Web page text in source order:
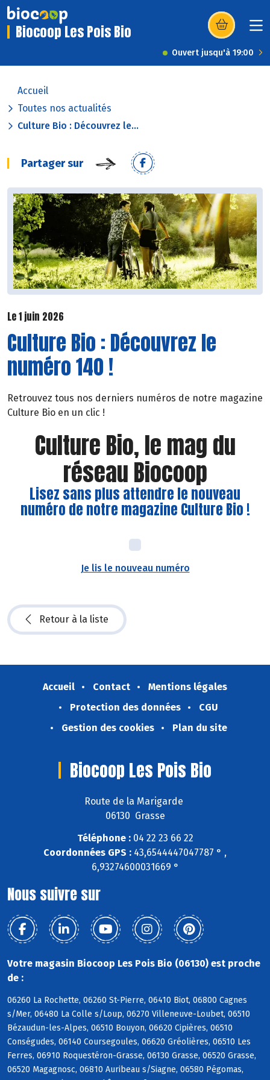
Biocoop Les Pois Bio (s’ouvre dans
Ouvert jusqu'à 19:00
Accueil
Toutes nos actualités
Culture Bio : Découvrez le...
Partager sur
Le 1 juin 2026
Culture Bio : Découvrez le
numéro 140 !
Retrouvez tous nos derniers numéros de notre magazine
Culture Bio en un clic !
Culture Bio, le mag du
réseau Biocoop
Lisez sans plus attendre le nouveau
numéro de notre magazine Culture Bio !
Je lis le nouveau numéro
Retour à la liste
Accueil Contact
Mentions légales
Protection des données
CGU
Gestion des cookies
Plan du site
Biocoop Les Pois Bio
Route de la Marigarde
06130 Grasse
Téléphone :04 22 23 66 22
Coordonnées GPS : 43,6544447047787 ° ,
6,93274600031669 °
Nous suivre sur
Votre magasin Biocoop Les Pois Bio (06130) est proche
de :
06260 La Rochette, 06260 St-Pierre, 06410 Biot, 06800 Cagnes
s/Mer, 06480 La Colle s/Loup, 06270 Villeneuve-Loubet, 06510
Bézaudun-les-Alpes, 06510 Bouyon, 06620 Cipières, 06510
Conségudes, 06140 Coursegoules, 06620 Gréolières, 06510 Les
Ferres, 06910 Roquestéron-Grasse, 06130 Grasse, 06520 Grasse,
06520 Magagnosc, 06810 Auribeau s/Siagne, 06580 Pégomas,